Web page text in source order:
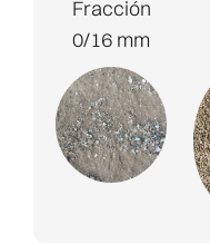
Fracción
0/16 mm